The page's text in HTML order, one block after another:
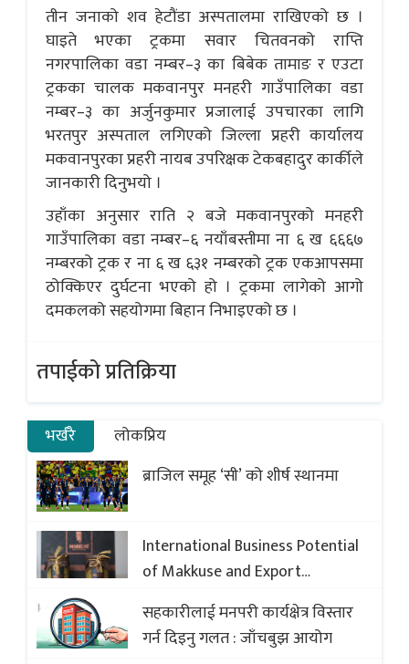
तीन जनाको शव हेटौंडा अस्पतालमा राखिएको छ ।
घाइते भएका ट्रकमा सवार चितवनको राप्ति
नगरपालिका वडा नम्बर–३ का बिबेक तामाङ र एउटा
ट्रकका चालक मकवानपुर मनहरी गाउँपालिका वडा
नम्बर–३ का अर्जुनकुमार प्रजालाई उपचारका लागि
भरतपुर अस्पताल लगिएको जिल्ला प्रहरी कार्यालय
मकवानपुरका प्रहरी नायब उपरिक्षक टेकबहादुर कार्कीले
जानकारी दिनुभयो ।
उहाँका अनुसार राति २ बजे मकवानपुरको मनहरी
गाउँपालिका वडा नम्बर–६ नयाँबस्तीमा ना ६ ख ६६६७
नम्बरको ट्रक र ना ६ ख ६३१ नम्बरको ट्रक एकआपसमा
ठोक्किएर दुर्घटना भएको हो । ट्रकमा लागेको आगो
दमकलको सहयोगमा बिहान निभाइएको छ ।
तपाईको प्रतिक्रिया
भर्खरै
लोकप्रिय
ब्राजिल समूह ‘सी’ को शीर्ष स्थानमा
International Business Potential
of Makkuse and Export
Opportunities of Nepali Sweets
with Global Comparison to
Baklava
सहकारीलाई मनपरी कार्यक्षेत्र विस्तार
गर्न दिइनु गलत : जाँचबुझ आयोग